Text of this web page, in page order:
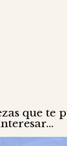
que te